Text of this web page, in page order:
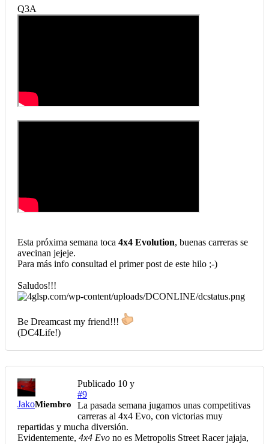
Q3A
Esta próxima semana toca 4x4 Evolution, buenas carreras se
avecinan jejeje.
Para más info consultad el primer post de este hilo ;-)
Saludos!!!
Be Dreamcast my friend!!!
(DC4Life!)
JakoMiembro
Publicado 10 y
#9
La pasada semana jugamos unas competitivas
carreras al 4x4 Evo, con victorias muy
repartidas y mucha diversión.
Evidentemente, 4x4 Evo no es Metropolis Street Racer jajaja,